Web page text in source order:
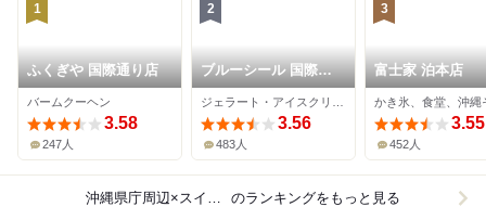
1
ふくぎや 国際通り店
バームクーヘン
3.58
247人
2
ブルーシール 国際通
り店
3.56
483人
3
富士家 泊本店
かき氷、食堂、沖縄
3.55
452人
沖縄県庁周辺×スイーツ のランキングをもっと見る